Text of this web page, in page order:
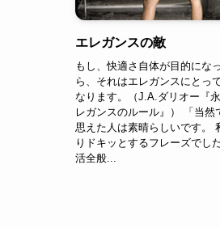
エレガンスの敵
もし、快適さ自体が目的にな
ら、それはエレガンスにとっ
なります。（J.A.ダリオー『
レガンスのルール』） 「当然
思えた人は素晴らしいです。
りドキッとするフレーズでし
活全般...